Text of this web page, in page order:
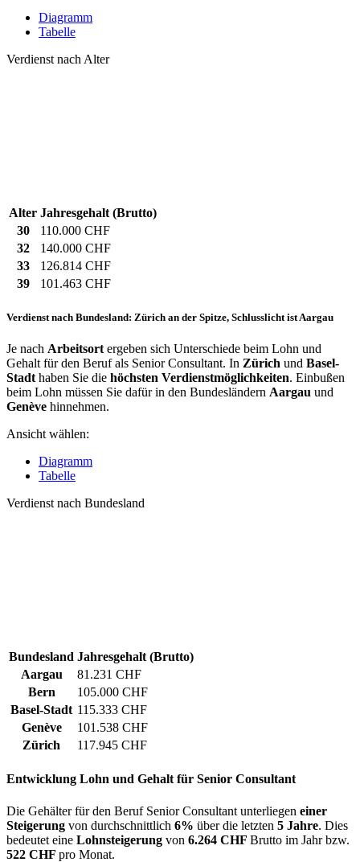
Diagramm
Tabelle
Verdienst nach Alter
Alter Jahresgehalt (Brutto)
30
110.000 CHF
32
140.000 CHF
33
126.814 CHF
39
101.463 CHF
Verdienst nach Bundesland: Zürich an der Spitze, Schlusslicht ist Aargau
Je nach Arbeitsort ergeben sich Unterschiede beim Lohn und
Gehalt für den Beruf als Senior Consultant. In Zürich und Basel-
Stadt haben Sie die höchsten Verdienstmöglichkeiten. Einbußen
beim Lohn müssen Sie dafür in den Bundesländern Aargau und
Genève hinnehmen.
Ansicht wählen:
Diagramm
Tabelle
Verdienst nach Bundesland
Bundesland Jahresgehalt (Brutto)
Aargau
81.231 CHF
Bern
105.000 CHF
Basel-Stadt 115.333 CHF
Genève
101.538 CHF
Zürich
117.945 CHF
Entwicklung Lohn und Gehalt für Senior Consultant
Die Gehälter für den Beruf Senior Consultant unterliegen einer
Steigerung von durchschnittlich 6% über die letzten 5 Jahre. Dies
bedeutet eine Lohnsteigerung von 6.264 CHF Brutto im Jahr bzw.
522 CHF pro Monat.